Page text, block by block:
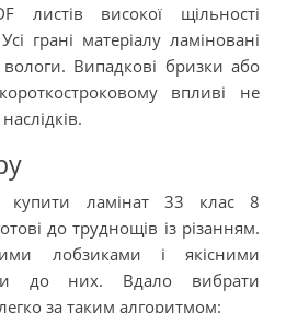
листів високої щільності
грані матеріалу ламіновані
Випадкові бризки або
впливі не
ламінат 33 клас 8
до труднощів із різанням.
лобзиками і якісними
до них. Вдало вибрати
за таким алгоритмом: